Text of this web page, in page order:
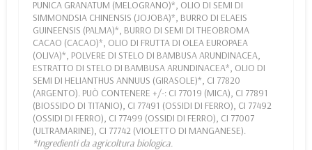
PUNICA GRANATUM (MELOGRANO)*, OLIO DI SEMI DI
SIMMONDSIA CHINENSIS (JOJOBA)*, BURRO DI ELAEIS
GUINEENSIS (PALMA)*, BURRO DI SEMI DI THEOBROMA
CACAO (CACAO)*, OLIO DI FRUTTA DI OLEA EUROPAEA
(OLIVA)*, POLVERE DI STELO DI BAMBUSA ARUNDINACEA,
ESTRATTO DI STELO DI BAMBUSA ARUNDINACEA*, OLIO DI
SEMI DI HELIANTHUS ANNUUS (GIRASOLE)*, CI 77820
(ARGENTO). PUÒ CONTENERE +/-: CI 77019 (MICA), CI 77891
(BIOSSIDO DI TITANIO), CI 77491 (OSSIDI DI FERRO), CI 77492
(OSSIDI DI FERRO), CI 77499 (OSSIDI DI FERRO), CI 77007
(ULTRAMARINE), CI 77742 (VIOLETTO DI MANGANESE).
*Ingredienti da agricoltura biologica.